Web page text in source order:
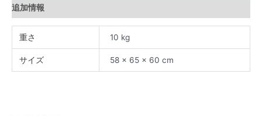
追加情報
重さ 10 kg
サイズ 58 × 65 × 60 cm